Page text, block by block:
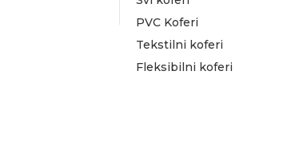
PVC Koferi
Tekstilni koferi
Fleksibilni koferi